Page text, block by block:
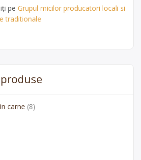
pe Grupul micilor producatori locali si
traditionale
carne (8)